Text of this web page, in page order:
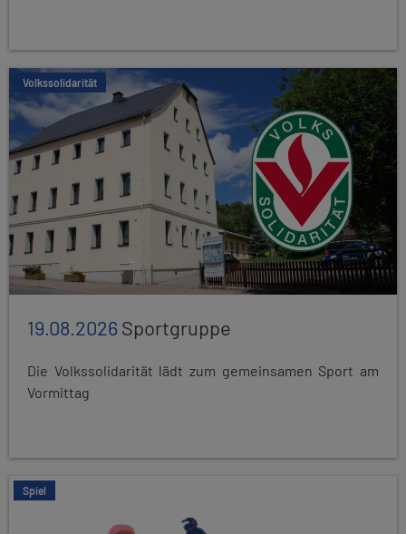
Volkssolidarität
19.08.2026Sportgruppe
Die Volkssolidarität lädt zum gemeinsamen Sport am
Vormittag
Spiel